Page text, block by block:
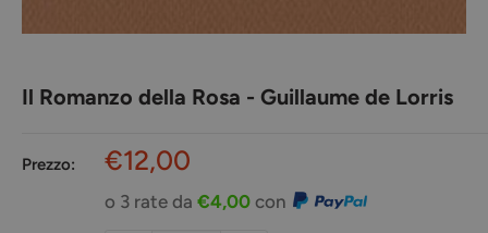
Il Romanzo della Rosa - Guillaume de Lorris
Prezzo:
Prezzo
scontato
€12,00
o 3 rate da €4,00 con